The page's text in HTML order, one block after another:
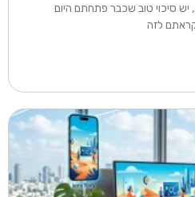
אם אתם מעצבים בשנת 2026, יש סיכוי טוב שכבר פתחתם היום